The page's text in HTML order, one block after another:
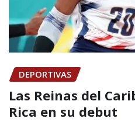
DEPORTIVAS
Las Reinas del
Rica en su debut